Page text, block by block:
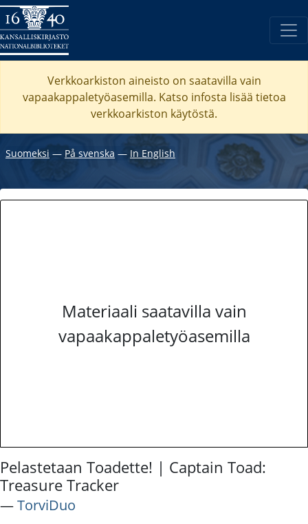
Verkkoarkiston aineisto on saatavilla vain
vapaakappaletyöasemilla. Katso infosta lisää tietoa
verkkoarkiston käytöstä.
Suomeksi ― På svenska ― In English
Materiaali saatavilla vain
vapaakappaletyöasemilla
Pelastetaan Toadette! | Captain Toad:
Treasure Tracker
―TorviDuo